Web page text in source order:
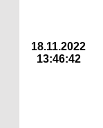
18.11.2022
13:46:42